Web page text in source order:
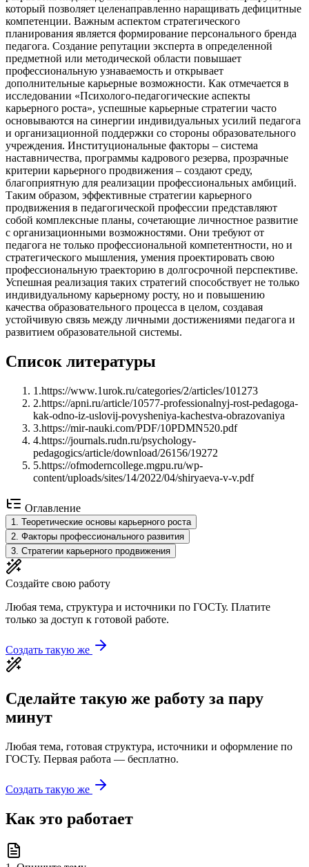
который позволяет целенаправленно наращивать дефицитные
компетенции. Важным аспектом стратегического
планирования является формирование персонального бренда
педагога. Создание репутации эксперта в определенной
предметной или методической области повышает
профессиональную узнаваемость и открывает
дополнительные карьерные возможности. Как отмечается в
исследовании «Психолого-педагогические аспекты
карьерного роста», успешные карьерные стратегии часто
основываются на синергии индивидуальных усилий педагога
и организационной поддержки со стороны образовательного
учреждения. Институциональные факторы – система
наставничества, программы кадрового резерва, прозрачные
критерии карьерного продвижения – создают среду,
благоприятную для реализации профессиональных амбиций.
Таким образом, эффективные стратегии карьерного
продвижения в педагогической профессии представляют
собой комплексные планы, сочетающие личностное развитие
с организационными возможностями. Они требуют от
педагога не только профессиональной компетентности, но и
стратегического мышления, умения проектировать свою
профессиональную траекторию в долгосрочной перспективе.
Успешная реализация таких стратегий способствует не только
индивидуальному карьерному росту, но и повышению
качества образовательного процесса в целом, создавая
устойчивую связь между личными достижениями педагога и
развитием образовательной системы.
Список литературы
1 .https://www.1urok.ru/categories/2/articles/101273
2.https://apni.ru/article/10577-professionalnyj-rost-pedagoga-
kak-odno-iz-uslovij-povysheniya-kachestva-obrazovaniya
3.https://mir-nauki.com/PDF/10PDMN520.pdf
4.https://journals.rudn.ru/psychology-
pedagogics/article/download/26156/19272
5.https://ofmoderncollege.mgpu.ru/wp-
content/uploads/sites/14/2022/04/shiryaeva-v-v.pdf
Оглавление
1. Теоретические основы карьерного роста
2. Факторы профессионального развития
3. Стратегии карьерного продвижения
Создайте свою работу
Любая тема, структура и источники по ГОСТу. Платите
только за доступ к готовой работе.
Создать такую же
Сделайте такую же работу за пару
минут
Любая тема, готовая структура, источники и оформление по
ГОСТу. Первая работа — бесплатно.
Создать такую же
Как это работает